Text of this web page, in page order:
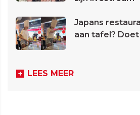
Japans
aan tafel?
LEES MEER